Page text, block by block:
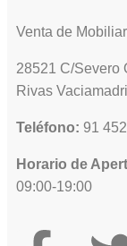
Venta de
28521 C/Severo
Rivas
Teléfono: 91
Horario de
09:00-19:00